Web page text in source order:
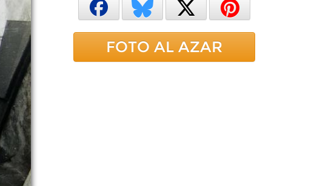
FOTO AL AZAR